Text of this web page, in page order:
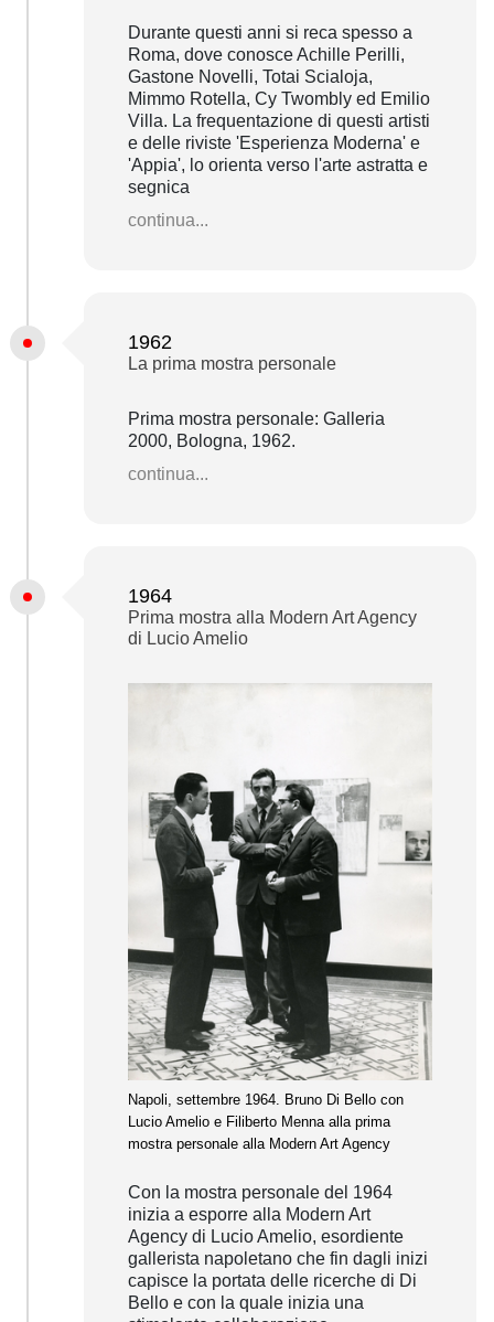
Durante questi anni si reca spesso a
Roma, dove conosce Achille Perilli,
Gastone Novelli, Totai Scialoja,
Mimmo Rotella, Cy Twombly ed Emilio
Villa. La frequentazione di questi artisti
e delle riviste 'Esperienza Moderna' e
'Appia', lo orienta verso l'arte astratta e
segnica
continua...
1962
La prima mostra personale
Prima mostra personale: Galleria
2000, Bologna, 1962.
continua...
1964
Prima mostra alla Modern Art Agency
di Lucio Amelio
Napoli, settembre 1964. Bruno Di Bello con
Lucio Amelio e Filiberto Menna alla prima
mostra personale alla Modern Art Agency
Con la mostra personale del 1964
inizia a esporre alla Modern Art
Agency di Lucio Amelio, esordiente
gallerista napoletano che fin dagli inizi
capisce la portata delle ricerche di Di
Bello e con la quale inizia una